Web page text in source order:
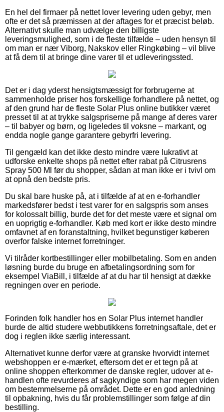
En hel del firmaer på nettet lover levering uden gebyr, men
ofte er det så præmissen at der aftages for et præcist beløb.
Alternativt skulle man udvælge den billigste
leveringsmulighed, som i de fleste tilfælde – uden hensyn til
om man er nær Viborg, Nakskov eller Ringkøbing – vil blive
at få dem til at bringe dine varer til et udleveringssted.
Det er i dag yderst hensigtsmæssigt for forbrugerne at
sammenholde priser hos forskellige forhandlere på nettet, og
af den grund har de fleste Solar Plus online butikker været
presset til at at trykke salgspriserne på mange af deres varer
– til babyer og børn, og ligeledes til voksne – markant, og
endda nogle gange garantere gebyrfri levering.
Til gengæld kan det ikke desto mindre være lukrativt at
udforske enkelte shops på nettet efter rabat på Citrusrens
Spray 500 Ml før du shopper, sådan at man ikke er i tvivl om
at opnå den bedste pris.
Du skal bare huske på, at i tilfælde af at en e-forhandler
markedsfører bedst i test varer for en salgspris som anses
for kolossalt billig, burde det for det meste være et signal om
en uoprigtig e-forhandler. Køb med kort er ikke desto mindre
omfavnet af en foranstaltning, hvilket begunstiger køberen
overfor falske internet forretninger.
Vi tilråder kortbestillinger eller mobilbetaling. Som en anden
løsning burde du bruge en afbetalingsordning som for
eksempel ViaBill, i tilfælde af at du har til hensigt at dække
regningen over en periode.
Forinden folk handler hos en Solar Plus internet handler
burde de altid studere webbutikkens forretningsaftale, det er
dog i reglen ikke særlig interessant.
Alternativet kunne derfor være at granske hvorvidt internet
webshoppen er e-mærket, eftersom det er et tegn på at
online shoppen efterkommer de danske regler, udover at e-
handlen ofte revurderes af sagkyndige som har megen viden
om bestemmelserne på området. Dette er en god anledning
til opbakning, hvis du får problemstillinger som følge af din
bestilling.